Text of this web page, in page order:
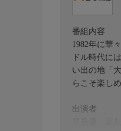
番組内容
1982年に華
ドル時代に
い出の地「
らこそ楽し
出演者